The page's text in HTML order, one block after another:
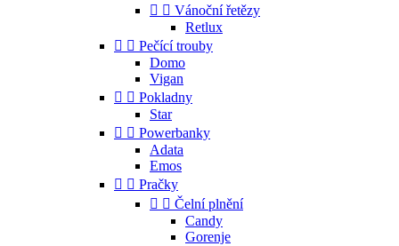
  Vánoční řetězy
Retlux
  Pečící trouby
Domo
Vigan
  Pokladny
Star
  Powerbanky
Adata
Emos
  Pračky
  Čelní plnění
Candy
Gorenje